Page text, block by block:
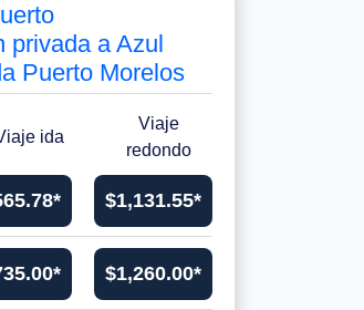
privada a Azul
Puerto Morelos
ida
Viaje
redondo
$1,131.55*
$1,260.00*